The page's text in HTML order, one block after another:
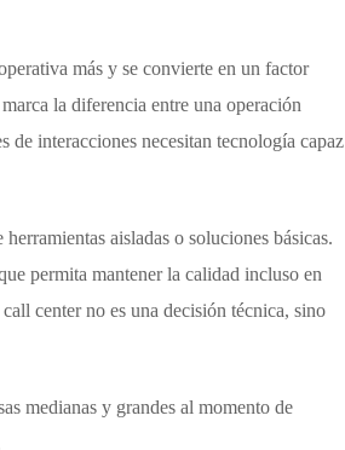
más y se convierte en un factor
la diferencia entre una operación
de interacciones necesitan tecnología capaz
aisladas o soluciones básicas.
permita mantener la calidad incluso en
centerno es una decisión técnica, sino
medianas y grandes al momento de